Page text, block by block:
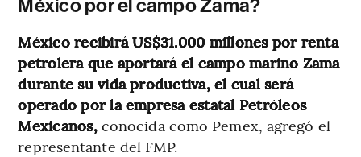
México por el campo Zama?
México recibirá US$31.000 millones por renta
petrolera que aportará el campo marino Zama
durante su vida productiva, el cual será
operado por la empresa estatal Petróleos
Mexicanos,conocida como Pemex, agregó el
representante del FMP.